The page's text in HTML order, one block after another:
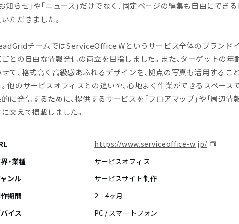
お知らせ」や「ニュース」だけでなく、固定ページの編集も自由にでき
ただきました。
チームではServiceOffice Wというサービス全体のブランドイ
ごとの自由な情報発信の両立を目指しました。また、ターゲットの年
て、格式高く高級感あふれるデザインを、拠点の写真も活用するこ
。他のサービスオフィスとの違いや、心地よく作業ができるスペース
に発信するために、提供するサービスを「フロアマップ」や「周辺情
交えて掲載しました。
https://www.serviceoffice-w.jp/
・業種
サービスオフィス
ンル
サービスサイト制作
期間
2 ~ 4ヶ月
イス
PC / スマートフォン